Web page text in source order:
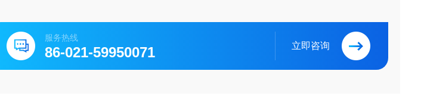
服务热线
86-021-59950071 立即咨询